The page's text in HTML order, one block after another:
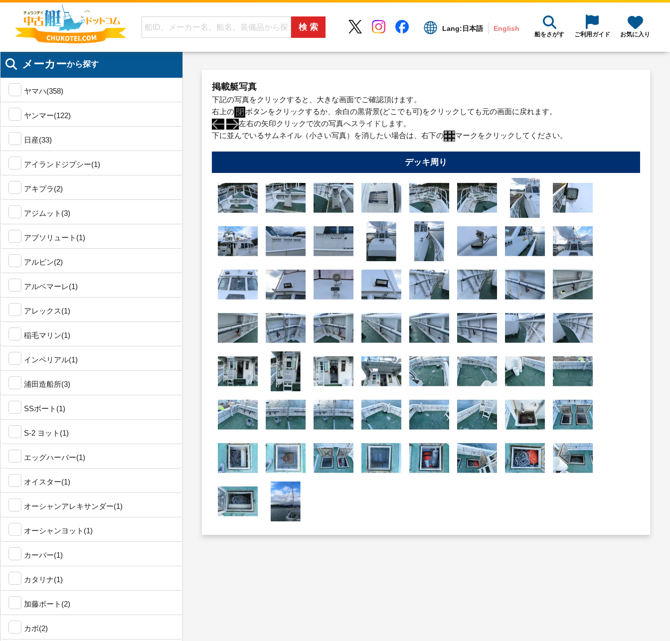
Lang: 日本語 English
船をさがす ご利用ガイド お気に入り
メーカーから探す
ヤマハ(358)
ヤンマー(122)
日産(33)
アイランドジプシー(1)
アキプラ(2)
アジムット(3)
アブソリュート(1)
アルビン(2)
アルベマーレ(1)
アレックス(1)
稲毛マリン(1)
インペリアル(1)
浦田造船所(3)
SSボート(1)
S-2 ヨット(1)
エッグハーバー(1)
オイスター(1)
オーシャンアレキサンダー(1)
オーシャンヨット(1)
カーバー(1)
カタリナ(1)
加藤ボート(2)
カボ(2)
掲載艇写真
下記の写真をクリックすると、大きな画面でご確認頂けます。
右上の
ボタンをクリックするか、余白の黒背景(どこでも可)をクリックしても元の画面に戻れます。
左右の矢印クリックで次の写真へスライドします。
下に並んでいるサムネイル（小さい写真）を消したい場合は、右下の
マークをクリックしてください。
デッキ周り